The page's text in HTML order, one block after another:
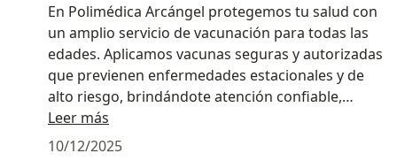
En Polimédica Arcángel protegemos tu salud con
un amplio servicio de vacunación para todas las
edades. Aplicamos vacunas seguras y autorizadas
que previenen enfermedades estacionales y de
alto riesgo, brindándote atención confiable,
asesoría personalizada y costos accesibles.
Vacunarte es tu mejor defensa… y estamos aquí
Leer más
10/12/2025